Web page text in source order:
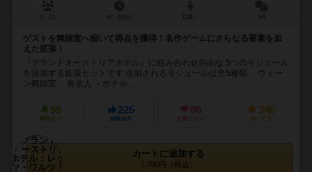
ゲストを舞踏室へ招いて得点を獲得！名作ゲームにさらなる要素を加
えた拡張！
『グランドオーストリアホテル』に組み合わせ自由な 5つのモジュール
を追加する拡張セットです 追加されるモジュールは全5種類 ・ウィー
ン舞踏室 ・有名人 ・ホテル...
99
興味あり
225
経験あり
80
お気に入り
340
持ってる
カートに追加する
7,700円（税込）